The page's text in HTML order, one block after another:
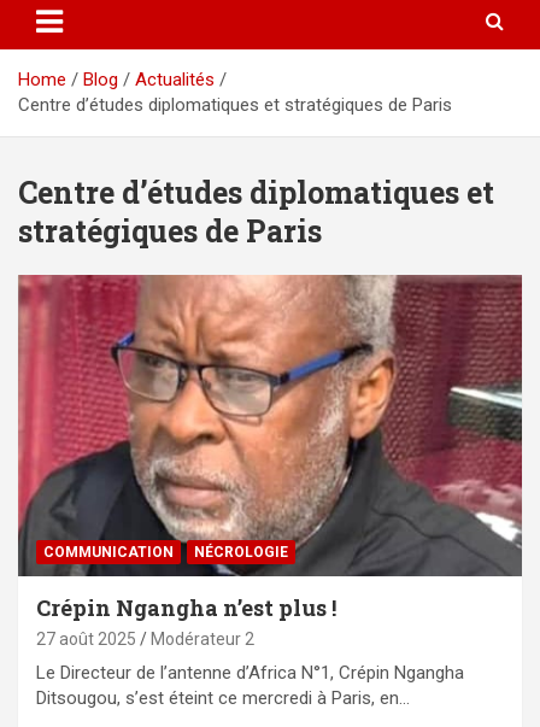
Home Blog
Actualités
Centre d’études diplomatiques et stratégiques de Paris
Centre d’études diplomatiques et
stratégiques de Paris
COMMUNICATION NÉCROLOGIE
Crépin Ngangha n’est plus !
27 août 2025 Modérateur 2
Le Directeur de l’antenne d’Africa N°1, Crépin Ngangha
Ditsougou, s’est éteint ce mercredi à Paris, en…